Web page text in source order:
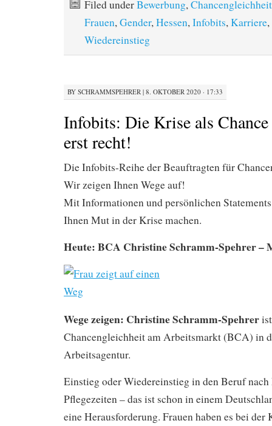
Filed underBewerbung,Chancengleichheit
Frauen,Gender,Hessen,Infobits,Karriere,
Wiedereinstieg
BY SCHRAMMSPEHRER | 8. OKTOBER 2020 · 17:33
Infobits: Die Krise als
erst recht!
Die Infobits-Reihe der Beauftragten für
Wir zeigen Ihnen Wege auf!
Mit Informationen und persönlichen
Ihnen Mut in der Krise machen.
Heute: BCA Christine Schramm-Spehrer –
Wege zeigen: Christine Schramm-Spehrer
Chancengleichheit am Arbeitsmarkt (BCA) in
Arbeitsagentur.
Einstieg oder Wiedereinstieg in den Beruf
Pflegezeiten – das ist schon in einem
eine Herausforderung. Frauen haben es bei